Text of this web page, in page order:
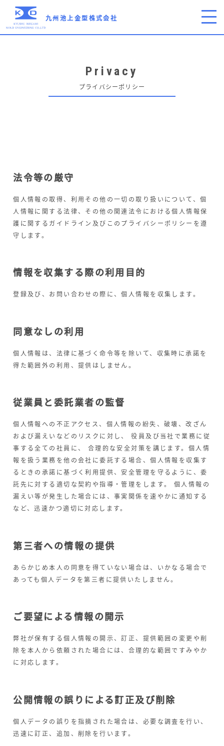
九州池上金型株式会社
Privacy
プライバシーポリシー
法令等の厳守
個人情報の取得、利用その他の一切の取り扱いについて、個
人情報に関する法律、その他の関連法令における個人情報保
護に関するガイドライン及びこのプライバシーポリシーを遵
守します。
情報を収集する際の利用目的
登録及び、お問い合わせの際に、個人情報を収集します。
同意なしの利用
個人情報は、法律に基づく命令等を除いて、収集時に承諾を
得た範囲外の利用、提供はしません。
従業員と委託業者の監督
個人情報への不正アクセス、個人情報の紛失、破壊、改ざん
および漏えいなどのリスクに対し、 役員及び当社で業務に従
事する全ての社員に、 合理的な安全対策を講じます。個人情
報を扱う業務を他の会社に委託する場合、個人情報を収集す
るときの承諾に基づく利用提供、安全管理を守るように、委
託先に対する適切な契約や指導・管理をします。 個人情報の
漏えい等が発生した場合には、事実関係を速やかに通知する
など、迅速かつ適切に対応します。
第三者への情報の提供
あらかじめ本人の同意を得ていない場合は、いかなる場合で
あっても個人データを第三者に提供いたしません。
ご要望による情報の開示
弊社が保有する個人情報の開示、訂正、提供範囲の変更や削
除を本人から依頼された場合には、合理的な範囲ですみやか
に対応します。
公開情報の誤りによる訂正及び削除
個人データの誤りを指摘された場合は、必要な調査を行い、
迅速に訂正、追加、削除を行います。